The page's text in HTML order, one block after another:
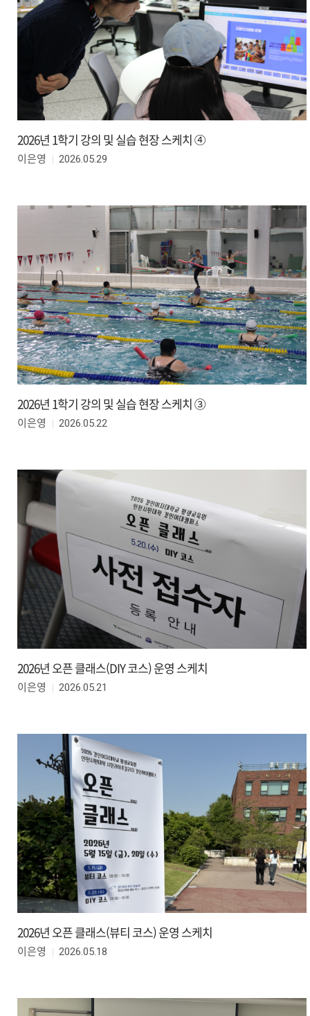
2026년 1학기 강의 및 실습 현장 스케치 ④
이은영 2026.05.29
2026년 1학기 강의 및 실습 현장 스케치 ③
이은영 2026.05.22
2026년 오픈 클래스(DIY 코스) 운영 스케치
이은영 2026.05.21
2026년 오픈 클래스(뷰티 코스) 운영 스케치
이은영 2026.05.18